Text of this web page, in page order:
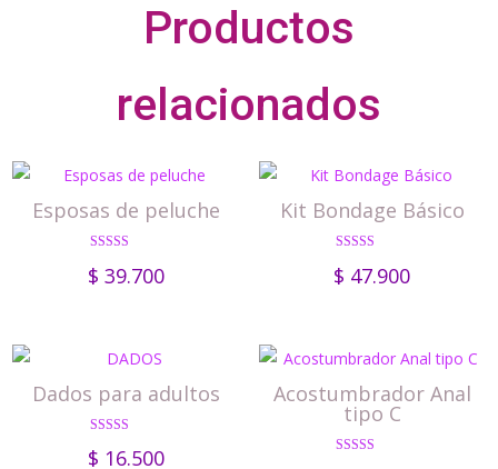
Productos
relacionados
Esposas de peluche
5.00
de 5
$ 39.700
Kit Bondage Básico
o con
3.00
$ 47.900
Dados para adultos
5.00
$ 16.500
Acostumbrador Anal
tipo C